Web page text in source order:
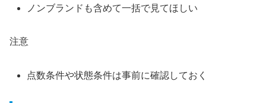
ノンブランドも含めて一括で見てほしい
注意
点数条件や状態条件は事前に確認しておく